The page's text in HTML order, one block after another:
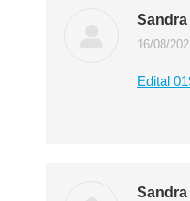
Sandra
disse:
16/08/
Edital
Sandra